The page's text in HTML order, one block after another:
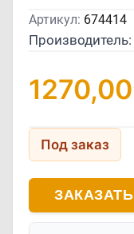
Артикул: 674414
Производитель:
1270,00
Под заказ
ЗАКАЗАТЬ